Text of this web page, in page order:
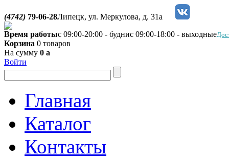
(4742) 79-06-28Липецк, ул. Меркулова, д. 31а
Время работыс 09:00-20:00 - буднис 09:00-18:00 - выходные
Корзина 0 товаров
На сумму 0 a
Войти
Главная
Каталог
Контакты